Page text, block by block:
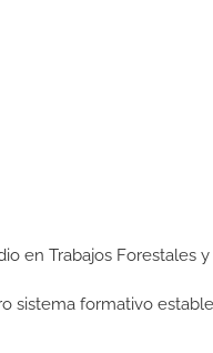
en Trabajos Forestales
sistema formativo